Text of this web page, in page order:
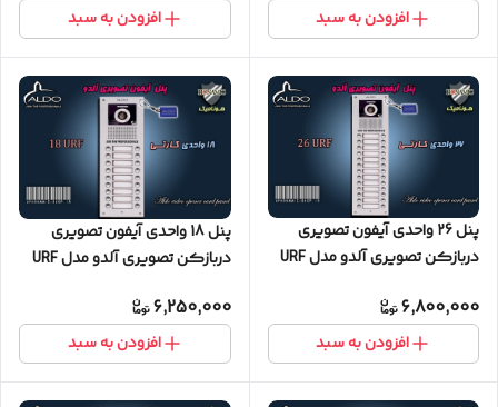
افزودن به سبد افزودن به سبد
پنل 26 واحدی آیفون تصویری
دربازکن تصویری آلدو مدل URF
6,800,000
افزودن به سبد
پنل 18 واحدی آیفون تصویری
دربازکن تصویری آلدو مدل URF
6,250,000
افزودن به سبد